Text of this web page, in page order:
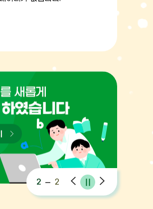
2 2
팝
업
팝
업
팝
업